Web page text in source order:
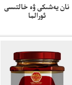
نان يەشىكى ۋە خالتىسى
ئورالما